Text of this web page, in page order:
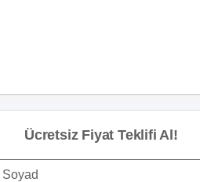
Ücretsiz Fiyat Teklifi Al!
Soyad